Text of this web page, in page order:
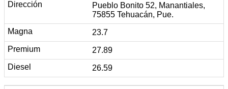
Pueblo Bonito 52, Manantiales,
75855 Tehuacán, Pue.
23.7
27.89
26.59